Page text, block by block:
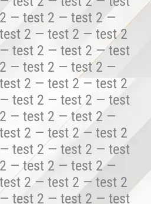
— test 2 — test 2 —
2 — test 2 — test 2
test 2 — test 2 — test
— test 2 — test 2 —
2 — test 2 — test 2
test 2 — test 2 — test
— test 2 — test 2 —
2 — test 2 — test 2
test 2 — test 2 — test
— test 2 — test 2 —
2 — test 2 — test 2
test 2 — test 2 — test